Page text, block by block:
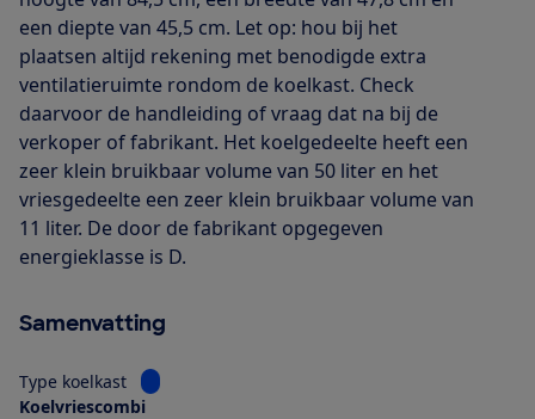
een diepte van 45,5 cm. Let op: hou bij het
plaatsen altijd rekening met benodigde extra
ventilatieruimte rondom de koelkast. Check
daarvoor de handleiding of vraag dat na bij de
verkoper of fabrikant. Het koelgedeelte heeft een
zeer klein bruikbaar volume van 50 liter en het
vriesgedeelte een zeer klein bruikbaar volume van
11 liter. De door de fabrikant opgegeven
energieklasse is D.
Samenvatting
Type koelkast
Bekijk informatie voor Type koelkast
Koelvriescombi